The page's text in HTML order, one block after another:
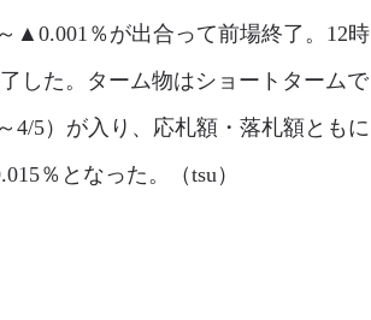
▲0.001％が出合って前場終了。12時
した。ターム物はショートタームで
4/5）が入り、応札額・落札額ともに
％となった。（tsu）